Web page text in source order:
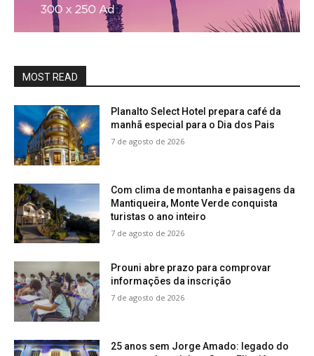
MOST READ
Planalto Select Hotel prepara café da
manhã especial para o Dia dos Pais
7 de agosto de 2026
Com clima de montanha e paisagens da
Mantiqueira, Monte Verde conquista
turistas o ano inteiro
7 de agosto de 2026
Prouni abre prazo para comprovar
informações da inscrição
7 de agosto de 2026
25 anos sem Jorge Amado: legado do